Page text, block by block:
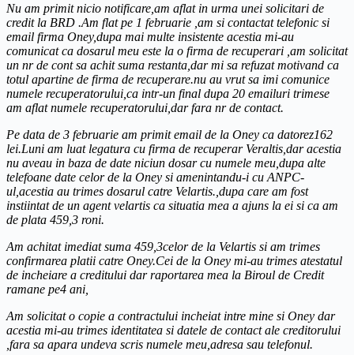
Nu am primit nicio notificare,am aflat in urma unei solicitari de
credit la BRD .Am flat pe 1 februarie ,am si contactat telefonic si
email firma Oney,dupa mai multe insistente acestia mi-au
comunicat ca dosarul meu este la o firma de recuperari ,am solicitat
un nr de cont sa achit suma restanta,dar mi sa refuzat motivand ca
totul apartine de firma de recuperare.nu au vrut sa imi comunice
numele recuperatorului,ca intr-un final dupa 20 emailuri trimese
am aflat numele recuperatorului,dar fara nr de contact.
Pe data de 3 februarie am primit email de la Oney ca datorez162
lei.Luni am luat legatura cu firma de recuperar Veraltis,dar acestia
nu aveau in baza de date niciun dosar cu numele meu,dupa alte
telefoane date celor de la Oney si amenintandu-i cu ANPC-
ul,acestia au trimes dosarul catre Velartis.,dupa care am fost
instiintat de un agent velartis ca situatia mea a ajuns la ei si ca am
de plata 459,3 roni.
Am achitat imediat suma 459,3celor de la Velartis si am trimes
confirmarea platii catre Oney.Cei de la Oney mi-au trimes atestatul
de incheiare a creditului dar raportarea mea la Biroul de Credit
ramane pe4 ani,
Am solicitat o copie a contractului incheiat intre mine si Oney dar
acestia mi-au trimes identitatea si datele de contact ale creditorului
,fara sa apara undeva scris numele meu,adresa sau telefonul.